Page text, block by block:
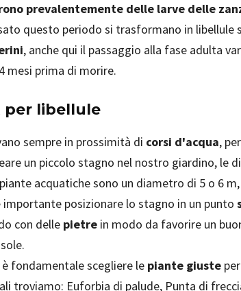
prevalentemente delle larve delle
questo periodo si trasformano in libellule
, anche qui il passaggio alla fase adulta
mesi prima di morire.
per libellule
sempre in prossimità di corsi d'acqua,
un piccolo stagno nel nostro giardino, le
acquatiche sono un diametro di 5 o 6
importante posizionare lo stagno in un punto
con delle pietre in modo da favorire un
fondamentale scegliere le piante giuste
troviamo: Euforbia di palude, Punta di